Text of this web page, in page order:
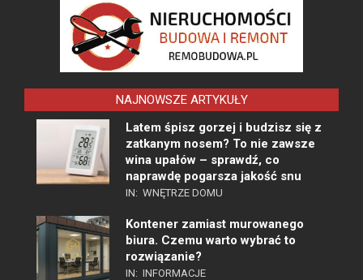
NAJNOWSZE ARTYKUŁY
Latem śpisz gorzej i budzisz się z
zatkanym nosem? To nie zawsze
wina upałów – sprawdź, co
naprawdę pogarsza jakość snu
IN: WNĘTRZE DOMU
Kontener zamiast murowanego
biura. Czemu warto wybrać to
rozwiązanie?
IN: INFORMACJE